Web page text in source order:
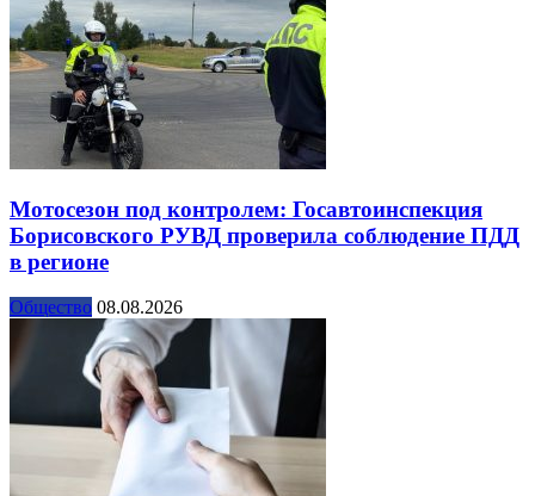
Мотосезон под контролем: Госавтоинспекция
Борисовского РУВД проверила соблюдение ПДД
в регионе
Общество 08.08.2026